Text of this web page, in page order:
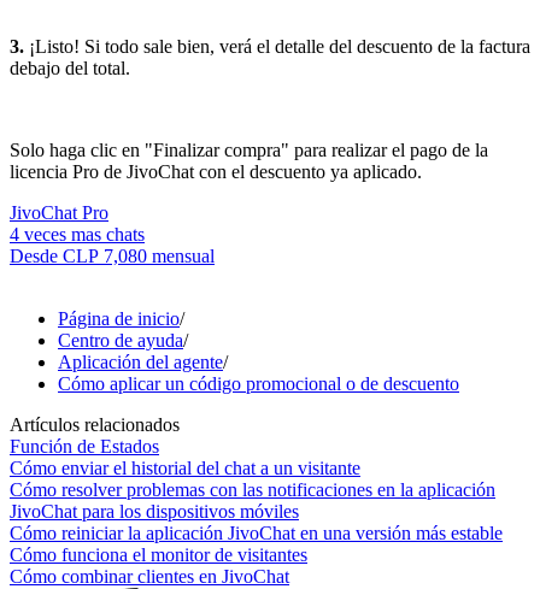
3. ¡Listo! Si todo sale bien, verá el detalle del descuento de la factura
debajo del total.
Solo haga clic en "Finalizar compra" para realizar el pago de la
licencia Pro de JivoChat con el descuento ya aplicado.
JivoChat Pro
4 veces mas chats
Desde CLP 7,080 mensual
Página de inicio/
Centro de ayuda/
Aplicación del agente/
Cómo aplicar un código promocional o de descuento
Artículos relacionados
Función de Estados
Cómo enviar el historial del chat a un visitante
Cómo resolver problemas con las notificaciones en la aplicación
JivoChat para los dispositivos móviles
Cómo reiniciar la aplicación JivoChat en una versión más estable
Cómo funciona el monitor de visitantes
Cómo combinar clientes en JivoChat